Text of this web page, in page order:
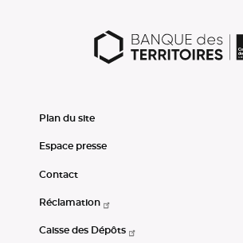
Plan du site
Espace presse
Contact
Réclamation
Caisse des Dépôts